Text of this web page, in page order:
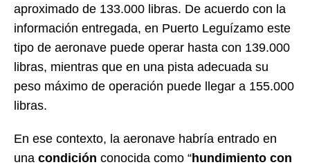
aproximado de 133.000 libras. De acuerdo con la
información entregada, en Puerto Leguízamo este
tipo de aeronave puede operar hasta con 139.000
libras, mientras que en una pista adecuada su
peso máximo de operación puede llegar a 155.000
libras.
En ese contexto, la aeronave habría entrado en
una condición conocida como “hundimiento con